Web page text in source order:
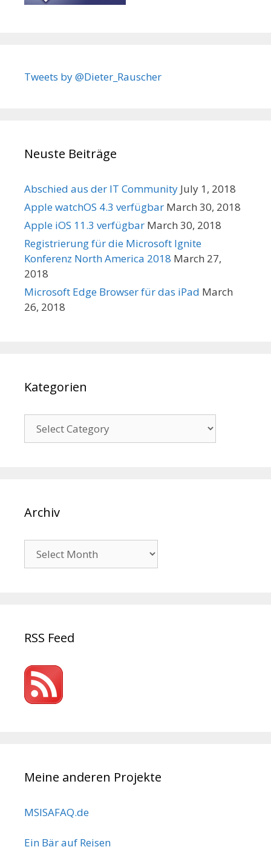
Tweets by @Dieter_Rauscher
Neuste Beiträge
Abschied aus der IT Community July 1, 2018
Apple watchOS 4.3 verfügbar March 30, 2018
Apple iOS 11.3 verfügbar March 30, 2018
Registrierung für die Microsoft Ignite
Konferenz North America 2018 March 27,
2018
Microsoft Edge Browser für das iPad March
26, 2018
Kategorien
Archiv
RSS Feed
Meine anderen Projekte
MSISAFAQ.de
Ein Bär auf Reisen